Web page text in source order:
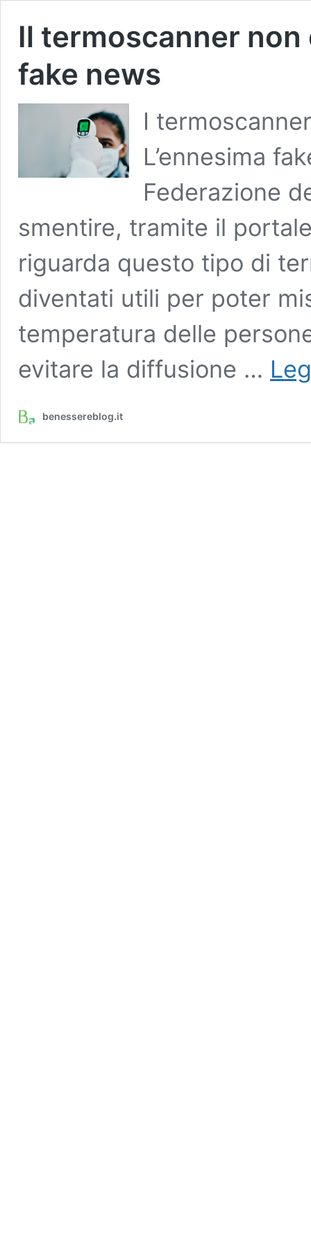
Il termoscanner
fake news
I
L’ennesima
Federazione
smentire, tramite il
riguarda questo tipo di
diventati utili per poter
temperatura delle
evitare la diffusione …
benessereblog.it